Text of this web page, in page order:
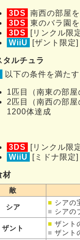
3DS
南西の部屋
3DS
東のバラ園
3DS
[リンクル限
WiiU
[ザント限定
タルチュラ
以下の条件を満た
1匹目（南東の部
2匹目（南西の部
1200体達成
3DS
[リンクル限
WiiU
[ミドナ限定
材
敵
シア
■ シアの
■ シアの
ザント
■ ザント
■ ザント